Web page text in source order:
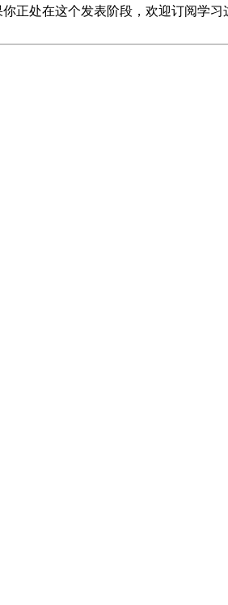
正处在这个发表阶段，欢迎订阅学习